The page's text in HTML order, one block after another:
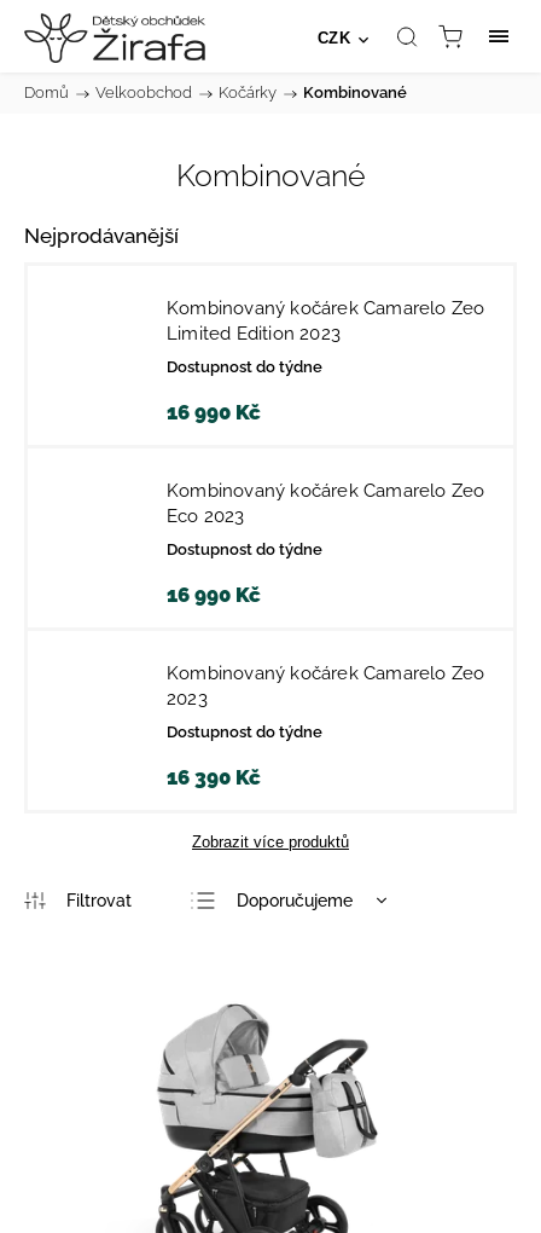
CZK
Domů / Velkoobchod / Kočárky / Kombinované
Kombinované
Nejprodávanější
Kombinovaný kočárek Camarelo Zeo
Limited Edition 2023
Dostupnost do týdne
16 990 Kč
Kombinovaný kočárek Camarelo Zeo
Eco 2023
Dostupnost do týdne
16 990 Kč
Kombinovaný kočárek Camarelo Zeo
2023
Dostupnost do týdne
16 390 Kč
Zobrazit více produktů
Doporučujeme
Nejprodávanější
Abecedně